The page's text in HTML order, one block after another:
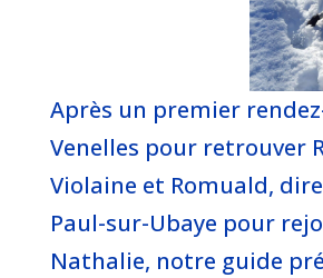
Après un premier
Venelles pour retrouver
Violaine et Romuald,
Paul-sur-Ubaye pour
Nathalie, notre guide